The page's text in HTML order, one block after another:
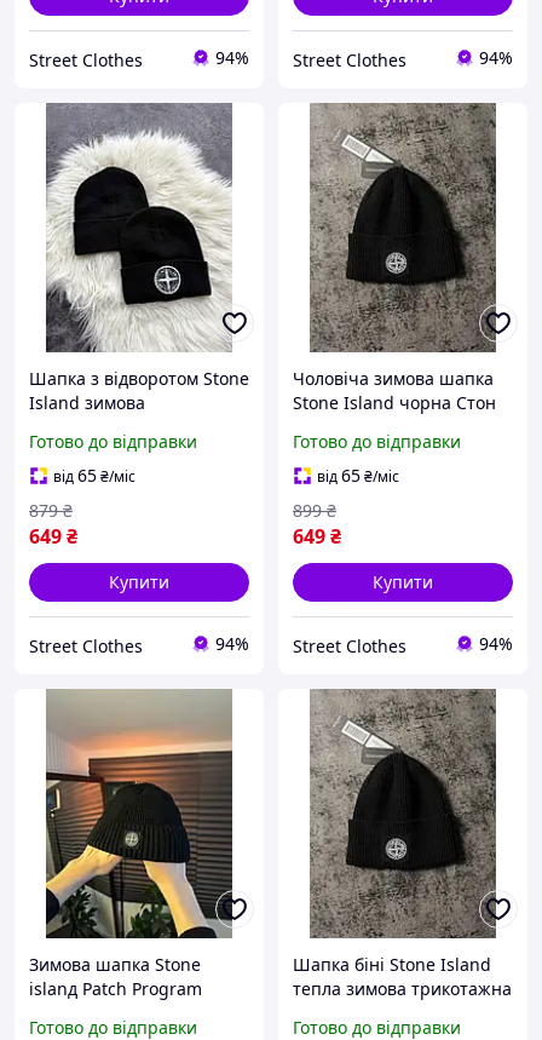
Street Clothes 94% Street Clothes 94%
Шапка з відворотом Stone
Island зимова
айленд чорна
Готово до відправки
від65₴/міс
649₴
879 ₴
Купити
Street Clothes 94%
Чоловіча зимова шапка
Stone Island чорна Стон
Готово до відправки
від65₴/міс
649₴
899 ₴
Купити
Street Clothes 94%
Зимова шапка Stone
islanд Patch Program
Готово до відправки
Шапка біні Stone Island
тепла зимова трикотажна
Готово до відправки